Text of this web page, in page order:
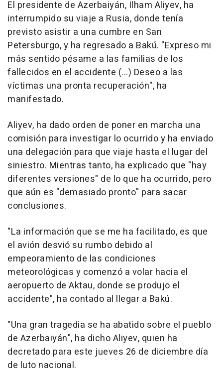
El presidente de Azerbaiyán, Ilham Aliyev, ha
interrumpido su viaje a Rusia, donde tenía
previsto asistir a una cumbre en San
Petersburgo, y ha regresado a Bakú. "Expreso mi
más sentido pésame a las familias de los
fallecidos en el accidente (...) Deseo a las
víctimas una pronta recuperación", ha
manifestado.
Aliyev, ha dado orden de poner en marcha una
comisión para investigar lo ocurrido y ha enviado
una delegación para que viaje hasta el lugar del
siniestro. Mientras tanto, ha explicado que "hay
diferentes versiones" de lo que ha ocurrido, pero
que aún es "demasiado pronto" para sacar
conclusiones.
"La información que se me ha facilitado, es que
el avión desvió su rumbo debido al
empeoramiento de las condiciones
meteorológicas y comenzó a volar hacia el
aeropuerto de Aktau, donde se produjo el
accidente", ha contado al llegar a Bakú.
"Una gran tragedia se ha abatido sobre el pueblo
de Azerbaiyán", ha dicho Aliyev, quien ha
decretado para este jueves 26 de diciembre día
de luto nacional.